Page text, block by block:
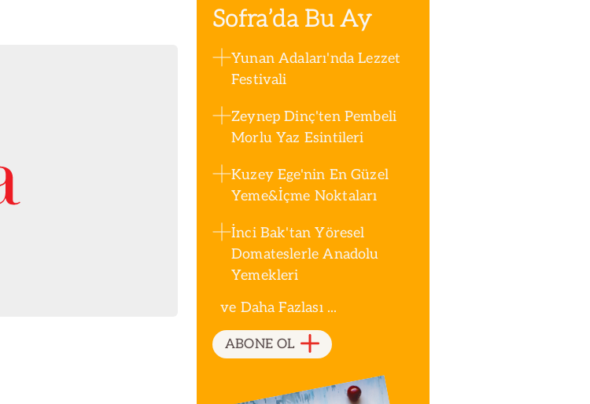
Sofra’da Bu Ay
Yunan Adaları'nda Lezzet
Festivali
Zeynep Dinç'ten Pembeli
Morlu Yaz Esintileri
Kuzey Ege'nin En Güzel
Yeme&İçme Noktaları
İnci Bak'tan Yöresel
Domateslerle Anadolu
Yemekleri
ve Daha Fazlası ...
ABONE OL